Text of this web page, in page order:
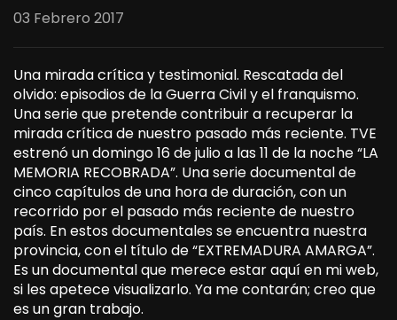
03 Febrero 2017
Una mirada crítica y testimonial. Rescatada del
olvido: episodios de la Guerra Civil y el franquismo.
Una serie que pretende contribuir a recuperar la
mirada crítica de nuestro pasado más reciente. TVE
estrenó un domingo 16 de julio a las 11 de la noche “LA
MEMORIA RECOBRADA”. Una serie documental de
cinco capítulos de una hora de duración, con un
recorrido por el pasado más reciente de nuestro
país. En estos documentales se encuentra nuestra
provincia, con el título de “EXTREMADURA AMARGA”.
Es un documental que merece estar aquí en mi web,
si les apetece visualizarlo. Ya me contarán; creo que
es un gran trabajo.